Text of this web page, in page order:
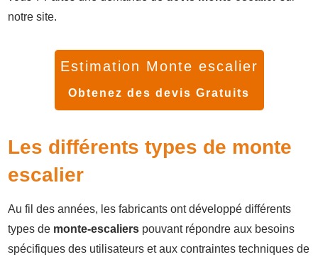
notre site.
Estimation Monte escalier
Obtenez des devis Gratuits
Les différents types de monte
escalier
Au fil des années, les fabricants ont développé différents
types de monte-escaliers pouvant répondre aux besoins
spécifiques des utilisateurs et aux contraintes techniques de